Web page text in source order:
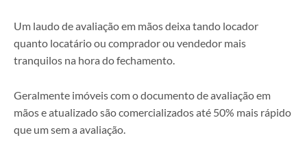
Um laudo de avaliação em mãos deixa tando locador
quanto locatário ou comprador ou vendedor mais
tranquilos na hora do fechamento.
Geralmente imóveis com o documento de avaliação em
mãos e atualizado são comercializados até 50% mais rápido
que um sem a avaliação.